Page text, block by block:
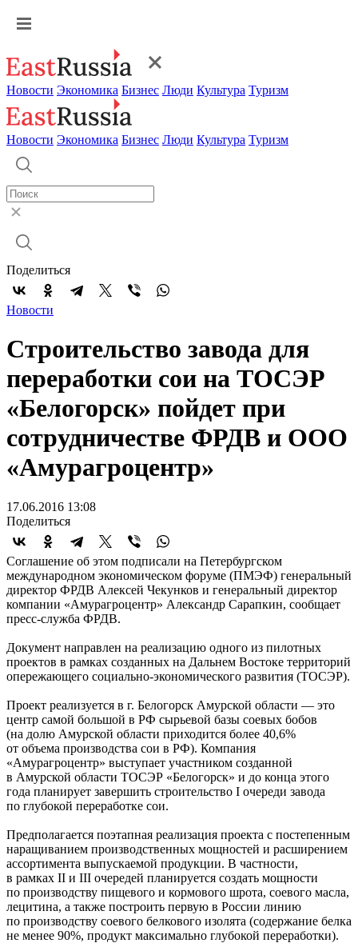
Новости Экономика Бизнес Люди Культура Туризм
Новости Экономика Бизнес Люди Культура Туризм
Поделиться
Новости
Строительство завода для
переработки сои на ТОСЭР
«Белогорск» пойдет при
сотрудничестве ФРДВ и ООО
«Амурагроцентр»
17.06.2016 13:08
Поделиться
Соглашение об этом подписали на Петербургском
международном экономическом форуме (ПМЭФ) генеральный
директор ФРДВ Алексей Чекунков и генеральный директор
компании «Амурагроцентр» Александр Сарапкин, сообщает
пресс-служба ФРДВ.
Документ направлен на реализацию одного из пилотных
проектов в рамках созданных на Дальнем Востоке территорий
опережающего социально-экономического развития (ТОСЭР).
Проект реализуется в г. Белогорск Амурской области — это
центр самой большой в РФ сырьевой базы соевых бобов
(на долю Амурской области приходится более 40,6%
от объема производства сои в РФ). Компания
«Амурагроцентр» выступает участником созданной
в Амурской области ТОСЭР «Белогорск» и до конца этого
года планирует завершить строительство I очереди завода
по глубокой переработке сои.
Предполагается поэтапная реализация проекта с постепенным
наращиванием производственных мощностей и расширением
ассортимента выпускаемой продукции. В частности,
в рамках II и III очередей планируется создать мощности
по производству пищевого и кормового шрота, соевого масла,
лецитина, а также построить первую в России линию
по производству соевого белкового изолята (содержание белка
не менее 90%, продукт максимально глубокой переработки).